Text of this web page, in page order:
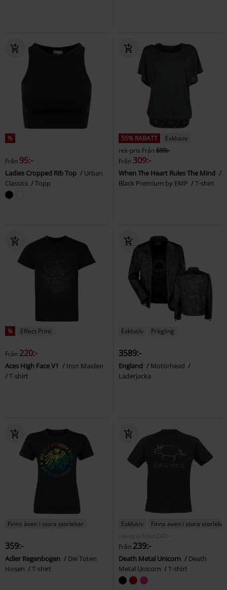
%
Från 95:-
Ladies Cropped Rib Top
Urban
Classics
Topp
55% RABATT
Exklusiv
rek-pris Från699:-
Från 309:-
When The Heart Rules The Mind
Black Premium by EMP
T-shirt
% Effect Print
Från 220:-
Aces High Face V1
Iron Maiden
T-shirt
Exklusiv Prägling
3589:-
England
Motörhead
Läderjacka
Finns även i stora storlekar
359:-
Adler Regenbogen
Die Toten
Hosen
T-shirt
Exklusiv
Finns även i stora storlekar
rek-pris
Från 240:-
Från 239:-
Death Metal Unicorn
Death
Metal Unicorn
T-shirt